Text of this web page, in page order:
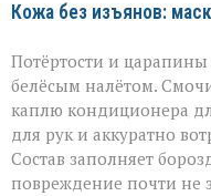
Кожа без изъянов:
Потёртости и
белёсым налётом.
каплю кондиционера
для рук и аккуратно
Состав заполняет
повреждение почти не